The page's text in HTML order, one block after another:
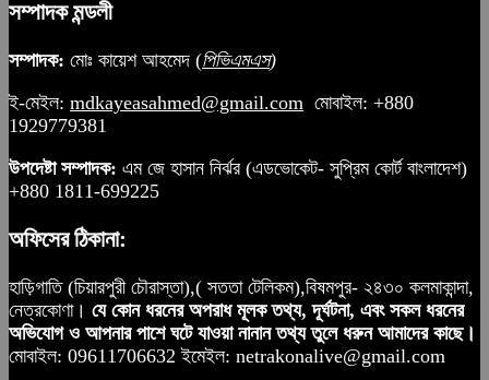
সম্পাদক মন্ডলী
সম্পাদক: মোঃ কায়েশ আহমেদ (পিভিএমএস)
ই-মেইল: mdkayeasahmed@gmail.com মোবাইল: +880
1929779381
উপদেষ্টা সম্পাদক: এম জে হাসান নির্ঝর (এডভোকেট- সুপ্রিম কোর্ট বাংলাদেশ)
+880 1811-699225
অফিসের ঠিকানা:
হাড়িগাতি (চিয়ারপুরী চৌরাস্তা),( সততা টেলিকম),বিষমপুর- ২৪৩০ কলমাকান্দা,
নেত্রকোণা। যে কোন ধরনের অপরাধ মূলক তথ্য, দূর্ঘটনা, এবং সকল ধরনের
অভিযোগ ও আপনার পাশে ঘটে যাওয়া নানান তথ্য তুলে ধরুন আমাদের কাছে।
মোবাইল: 09611706632 ইমেইল: netrakonalive@gmail.com